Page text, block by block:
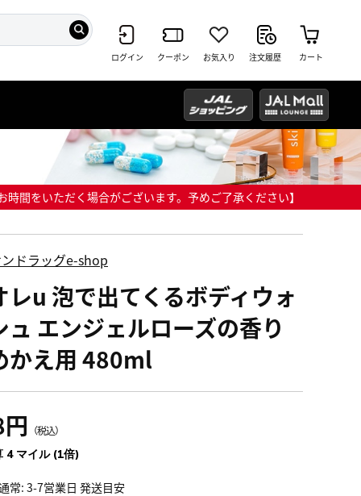
ログイン クーポン お気入り 注文履歴 カート
間をいただく場合がございます。予めご了承ください】
ドラッグe-shop
レu 泡で出てくるボディウォ
ュ エンジェルローズの香り
かえ用 480ml
（税込）
4 マイル (1倍)
常: 3-7営業日 発送目安